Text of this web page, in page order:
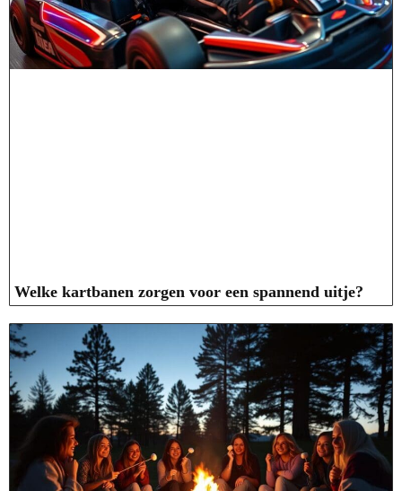
Welke kartbanen zorgen voor een spannend uitje?